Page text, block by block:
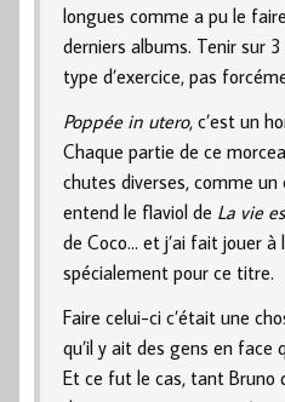
longues comme a pu le
derniers albums. Tenir sur
type d’exercice, pas
Poppée in utero, c’est un
Chaque partie de ce
chutes diverses, comme
entend le flaviol de La vie
de Coco… et j’ai fait jouer à
spécialement pour ce titre.
Faire celui-ci c’était une
qu’il y ait des gens en face
Et ce fut le cas, tant Bruno